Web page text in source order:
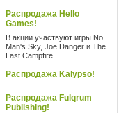
Распродажа Hello
Games!
В акции участвуют игры No
Man's Sky, Joe Danger и The
Last Campfire
Распродажа Kalypso!
Распродажа Fulqrum
Publishing!